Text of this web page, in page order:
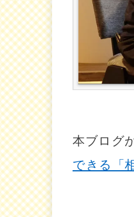
本ブログ
できる「